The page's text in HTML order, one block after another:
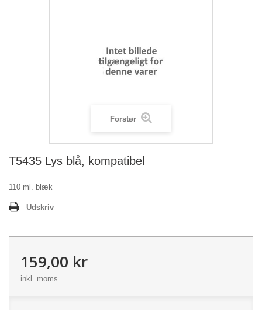
Forstør
T5435 Lys blå, kompatibel
110 ml. blæk
Udskriv
159,00 kr
inkl. moms